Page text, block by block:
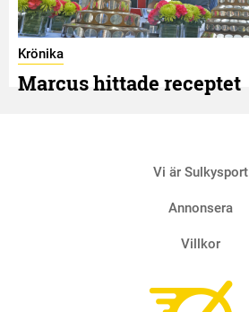
Krönika
Marcus hittade receptet
Vi är Sulkysport
Annonsera
Villkor